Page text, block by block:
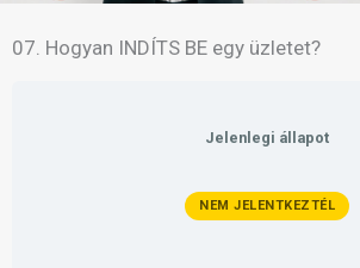
07. Hogyan INDÍTS BE egy üzletet?
Jelenlegi állapot
NEM JELENTKEZTÉL